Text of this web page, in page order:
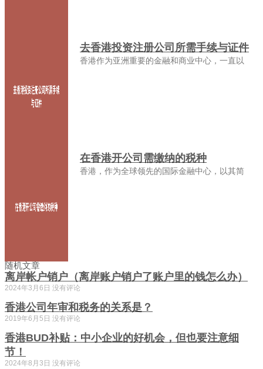
去香港投资注册公司所需手续与证件
香港作为亚洲重要的金融和商业中心，一直以
在香港开公司需缴纳的税种
香港，作为全球领先的国际金融中心，以其简
随机文章
离岸帐户销户（离岸账户销户了账户里的钱怎么办）
2024年3月6日 没有评论
香港公司年审和税务的关系是？
2019年6月5日 没有评论
香港BUD补贴：中小企业的好机会，但也要注意细
节！
2024年8月3日 没有评论